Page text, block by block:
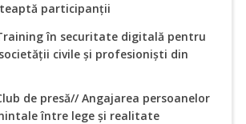
participanții
în securitate digitală pentru
civile și profesioniști din
de presă// Angajarea persoanelor
între lege și realitate